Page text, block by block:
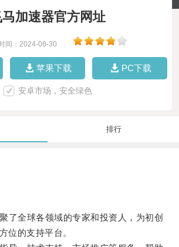
马加速器官方网址
间：2024-08-30
苹果下载 PC下载
安卓市场，安全绿色
排行
全球各领域的专家和投资人，为初创
位的支持平台。